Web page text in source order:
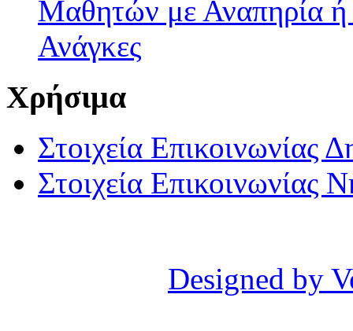
Μαθητών με Αναπηρία ή /
Ανάγκες
Χρήσιμα
Στοιχεία Επικοινωνίας
Στοιχεία Επικοινωνίας
Designed by